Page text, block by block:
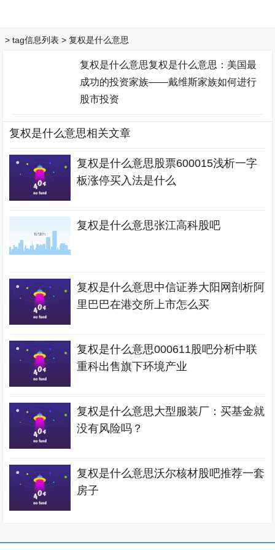
> tag信息列表 > 复权是什么意思
复权是什么意思复权是什么意思：美国最
成功的投资家族——戴维斯家族如何进行
股市投资
复权是什么意思相关文章
复权是什么意思股票600015浅析一字
板涨停买入法是什么
复权是什么意思张江高科股吧
复权是什么意思中信证券大阳网剖析阿
里巴巴在港交所上市怎么买
复权是什么意思000611股吧分析中联
重科出售旗下环境产业
复权是什么意思大型服装厂：买基金就
没有风险吗？
复权是什么意思沃尔核材股吧推荐一套
房子